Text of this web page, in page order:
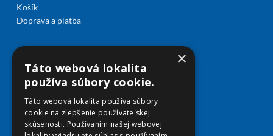
Košík
Doprava a platba
×
Táto webová lokalita
používa súbory cookie.
Táto webová lokalita používa súbory
cookie na zlepšenie používateľskej
skúsenosti. Používaním našej webovej